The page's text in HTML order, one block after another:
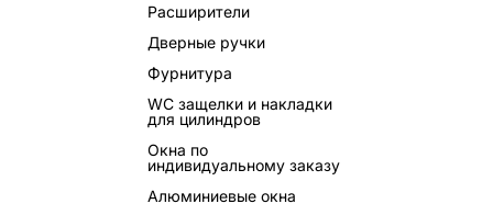
Расширители
Дверные ручки
Фурнитура
WC защелки и накладки
для цилиндров
Окна по
индивидуальному заказу
Алюминиевые окна